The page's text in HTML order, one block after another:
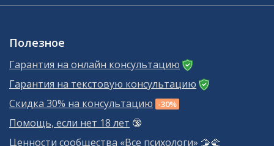
Полезное
Гарантия на онлайн консультацию
Гарантия на текстовую консультацию
Скидка 30% на консультацию -30%
Помощь, если нет 18 лет 🔞
Ценности сообщества «Все психологи» 🫱‍🫲